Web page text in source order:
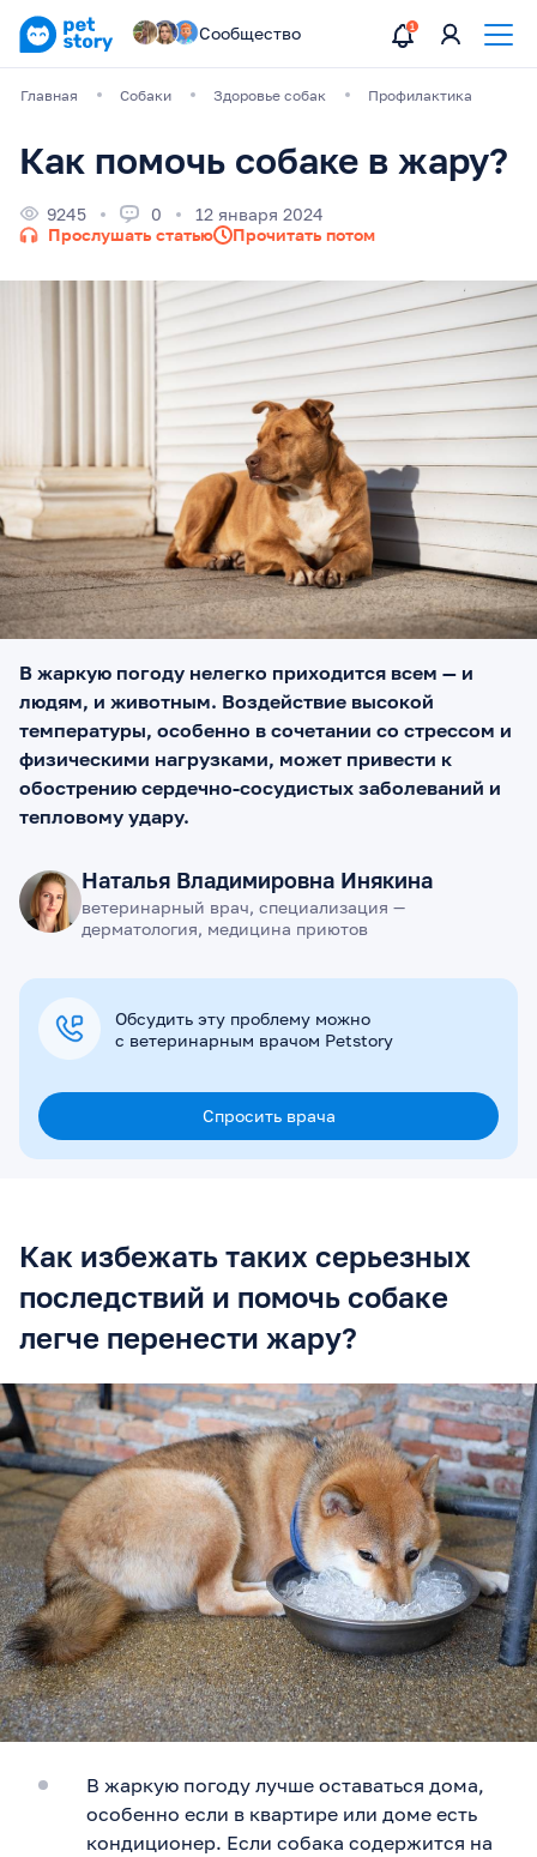
Сообщество
Главная Собаки Здоровье собак Профилактика
Как помочь собаке в жару?
9245 0
12 января 2024
Прослушать статью
Прочитать потом
В жаркую погоду нелегко приходится всем — и
людям, и животным. Воздействие высокой
температуры, особенно в сочетании со стрессом и
физическими нагрузками, может привести к
обострению сердечно-сосудистых заболеваний и
тепловому удару.
Наталья Владимировна Инякина
ветеринарный врач, специализация —
дерматология, медицина приютов
Обсудить эту проблему можно
с ветеринарным врачом Petstory
Спросить врача
Как избежать таких серьезных
последствий и помочь собаке
легче перенести жару?
В жаркую погоду лучше оставаться дома,
особенно если в квартире или доме есть
кондиционер. Если собака содержится на